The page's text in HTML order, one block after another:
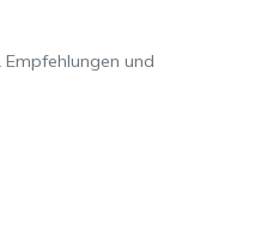
und